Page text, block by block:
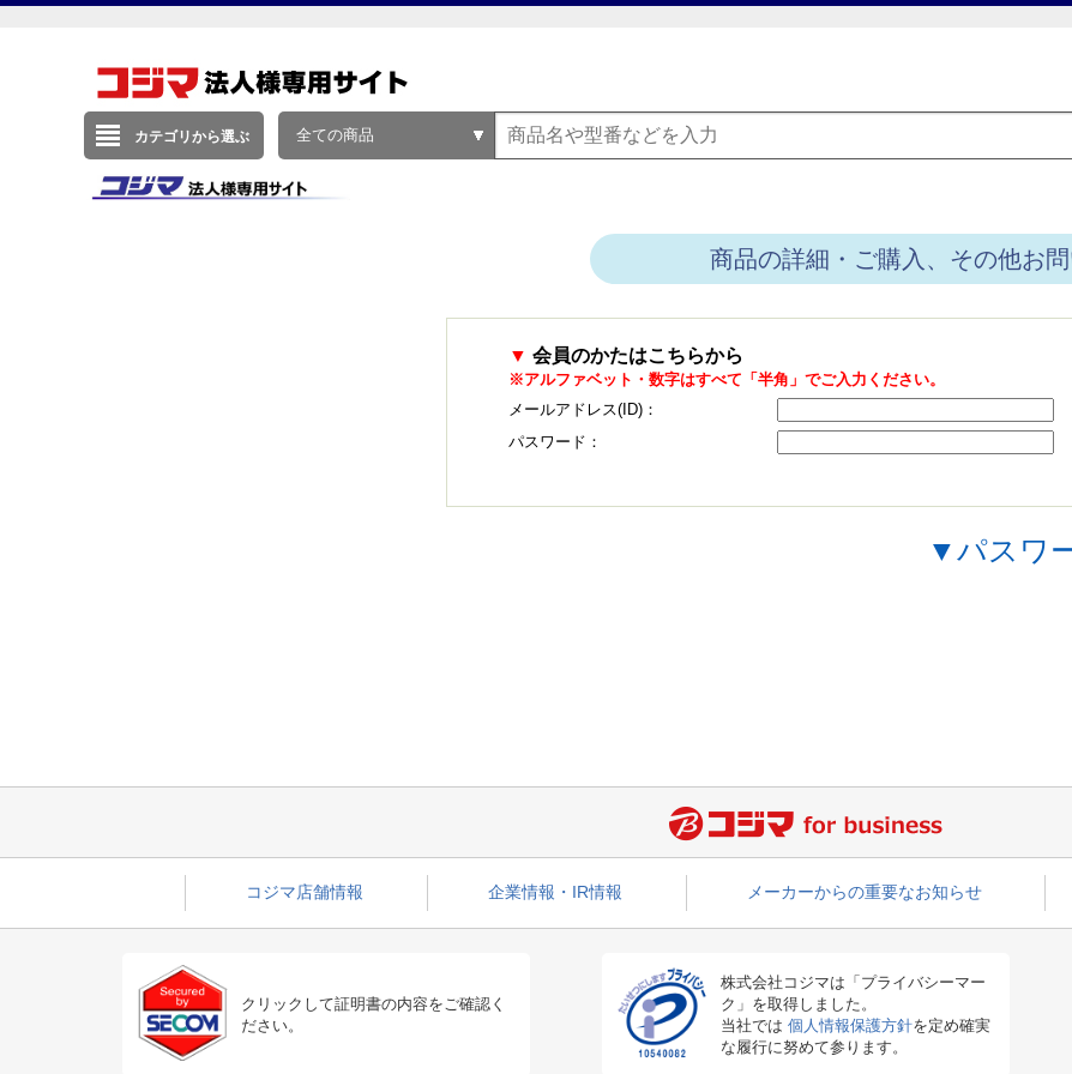
カテゴリから選ぶ 全ての商品
商品の詳細・ご購入、その他お
▼ 会員のかたはこちらから
※アルファベット・数字はすべて「半角」でご入力ください。
メールアドレス(ID)：
パスワード：
▼パスワ
コジマ店舗情報 企業情報・IR情報 メーカーからの重要なお知らせ
クリックして証明書の内容をご確認く
ださい。
株式会社コジマは「プライバシーマー
ク」を取得しました。
当社では 個人情報保護方針を定め確実
な履行に努めて参ります。